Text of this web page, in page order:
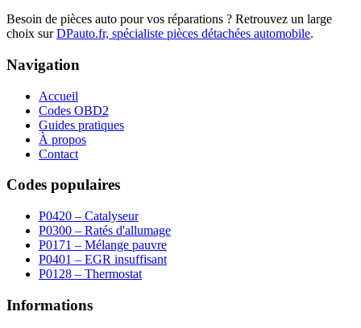
Besoin de pièces auto pour vos réparations ? Retrouvez un large
choix sur DPauto.fr, spécialiste pièces détachées automobile.
Navigation
Accueil
Codes OBD2
Guides pratiques
À propos
Contact
Codes populaires
P0420 – Catalyseur
P0300 – Ratés d'allumage
P0171 – Mélange pauvre
P0401 – EGR insuffisant
P0128 – Thermostat
Informations